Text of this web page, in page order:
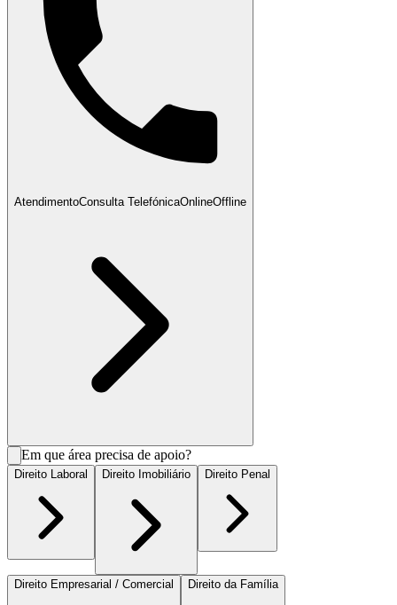
AtendimentoConsulta TelefónicaOnlineOffline
Em que área precisa de apoio?
Direito Laboral Direito Imobiliário Direito Penal
Direito Empresarial / Comercial Direito da Família